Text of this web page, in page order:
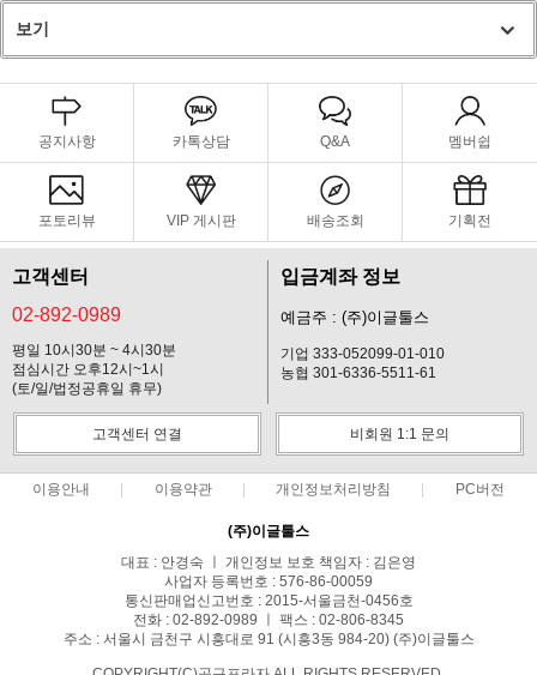
보기
공지사항 카톡상담 Q&A 멤버쉽
포토리뷰 VIP 게시판 배송조회 기획전
고객센터
02-892-0989
평일 10시30분 ~ 4시30분
점심시간 오후12시~1시
(토/일/법정공휴일 휴무)
입금계좌 정보
예금주 : (주)이글툴스
기업 333-052099-01-010
농협 301-6336-5511-61
고객센터 연결 비회원 1:1 문의
이용안내 이용약관 개인정보처리방침 PC버전
(주)이글툴스
대표 : 안경숙 ㅣ 개인정보 보호 책임자 : 김은영
사업자 등록번호 : 576-86-00059
통신판매업신고번호 : 2015-서울금천-0456호
전화 : 02-892-0989 ㅣ 팩스 : 02-806-8345
주소 : 서울시 금천구 시흥대로 91 (시흥3동 984-20) (주)이글툴스